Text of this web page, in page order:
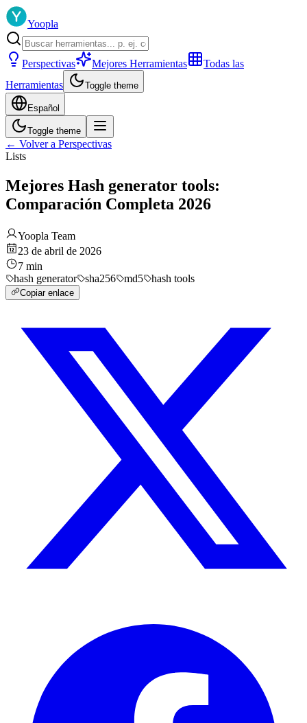
Yoopla
Perspectivas Mejores Herramientas
Todas las
Herramientas
Toggle theme
Español
Toggle theme
← Volver a Perspectivas
Lists
Mejores Hash generator tools:
Comparación Completa 2026
Yoopla Team
23 de abril de 2026
7 min
hash generator
sha256 md5 hash tools
Copiar enlace